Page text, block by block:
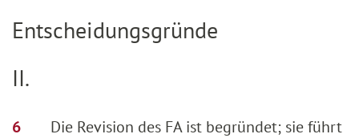
Entscheidungsgründe
II.
Die Revision des FA ist begründet; sie führt